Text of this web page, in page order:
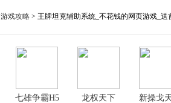
游戏攻略 > 王牌坦克辅助系统_不花钱的网页游戏_
七雄争霸H5 龙权天下 新操戈